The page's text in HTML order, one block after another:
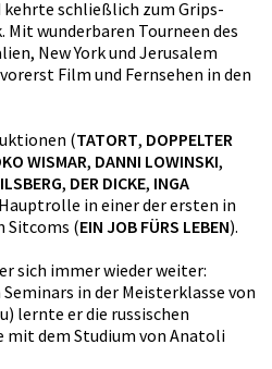
schließlich zum Grips-
wunderbaren Tourneen des
New York und Jerusalem
Film und Fernsehen in den
(TATORT, DOPPELTER
WISMAR, DANNI LOWINSKI,
, DER DICKE, INGA
in einer der ersten in
Sitcoms (EIN JOB FÜRS LEBEN).
sich immer wieder weiter:
in der Meisterklasse von
lernte er die russischen
mit dem Studium von Anatoli